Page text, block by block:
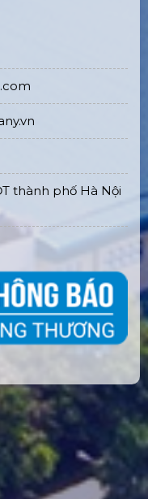
thành phố Hà Nội